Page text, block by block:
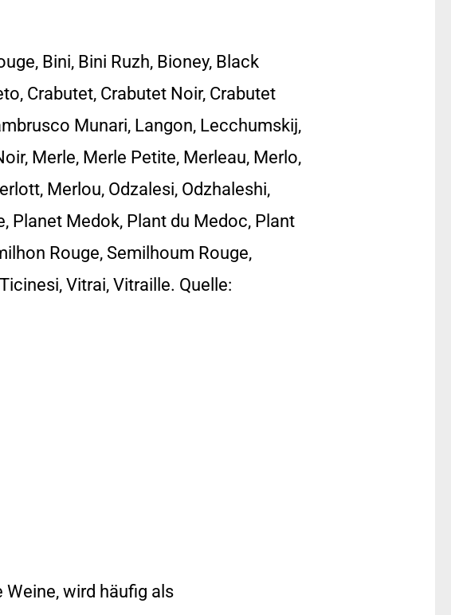
Bini, Bini Ruzh, Bioney, Black
Crabutet, Crabutet Noir, Crabutet
Munari, Langon, Lecchumskij,
Merle, Merle Petite, Merleau, Merlo,
Merlou, Odzalesi, Odzhaleshi,
Planet Medok, Plant du Medoc, Plant
Rouge, Semilhoum Rouge,
Vitrai, Vitraille. Quelle:
wird häufig als